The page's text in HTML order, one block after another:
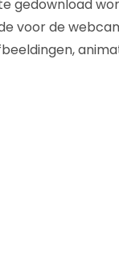
gedownload
voor de